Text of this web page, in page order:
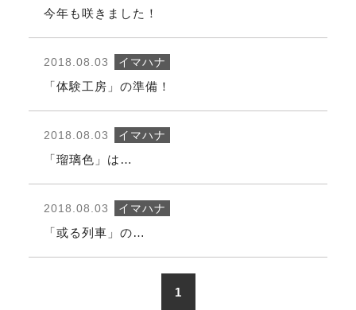
今年も咲きました！
2018.08.03 イマハナ
「体験工房」の準備！
2018.08.03 イマハナ
「瑠璃色」は…
2018.08.03 イマハナ
「或る列車」の…
1